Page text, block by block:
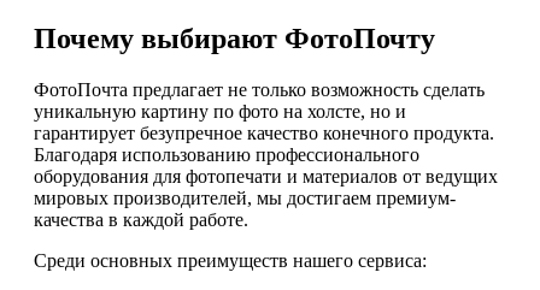
Почему выбирают ФотоПочту
ФотоПочта предлагает не только возможность сделать
уникальную картину по фото на холсте, но и
гарантирует безупречное качество конечного продукта.
Благодаря использованию профессионального
оборудования для фотопечати и материалов от ведущих
мировых производителей, мы достигаем премиум-
качества в каждой работе.
Среди основных преимуществ нашего сервиса: